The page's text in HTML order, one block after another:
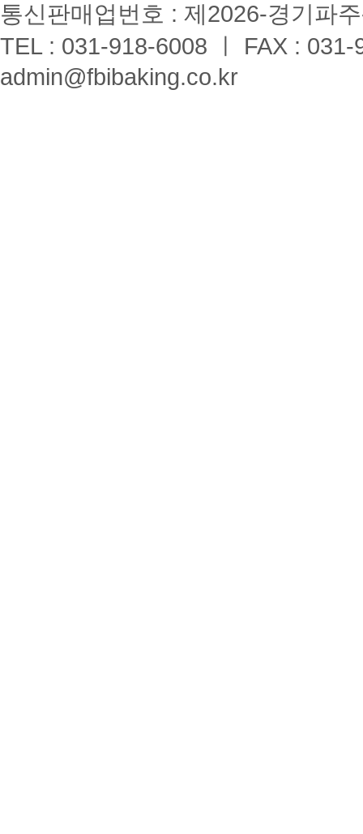
통신판매업번호 : 제2026-경기파
TEL : 031-918-6008 ㅣ FAX :
admin@fbibaking.co.kr